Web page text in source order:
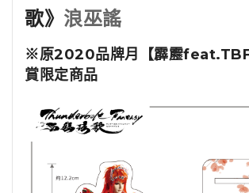
歌》 浪巫謠
※原2020品牌月【霹靂
賞限定商品